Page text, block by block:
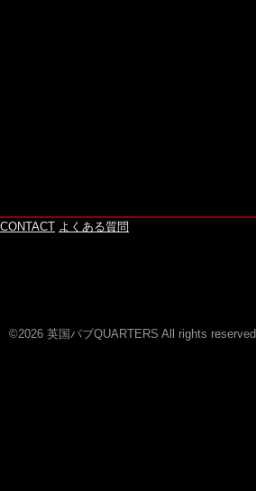
CONTACT よくある質問
©2026 英国パブQUARTERS All rights reserved.